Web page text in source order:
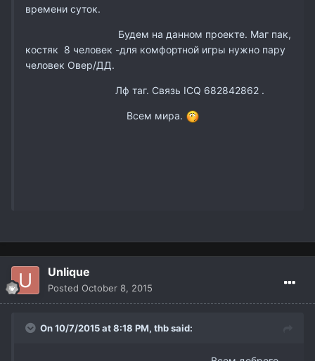
времени суток.
Будем на данном проекте. Маг пак,
костяк 8 человек -для комфортной игры нужно пару
человек Овер/ДД.
Лф таг. Связь ICQ 682842862 .
Всем мира.
Unlique
Posted October 8, 2015
On 10/7/2015 at 8:18 PM, thbsaid: